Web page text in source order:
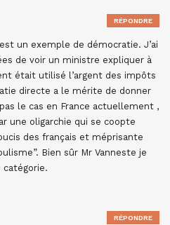
un exemple de démocratie. J’ai
de voir un ministre expliquer à
était utilisé l’argent des impôts
directe a le mérite de donner
le cas en France actuellement ,
une oligarchie qui se coopte
des français et méprisante
Bien sûr Mr Vanneste je
catégorie.
RÉPONDRE
RÉPONDRE